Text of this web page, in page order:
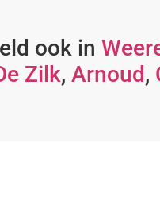
ook in
Zilk, Arnoud,